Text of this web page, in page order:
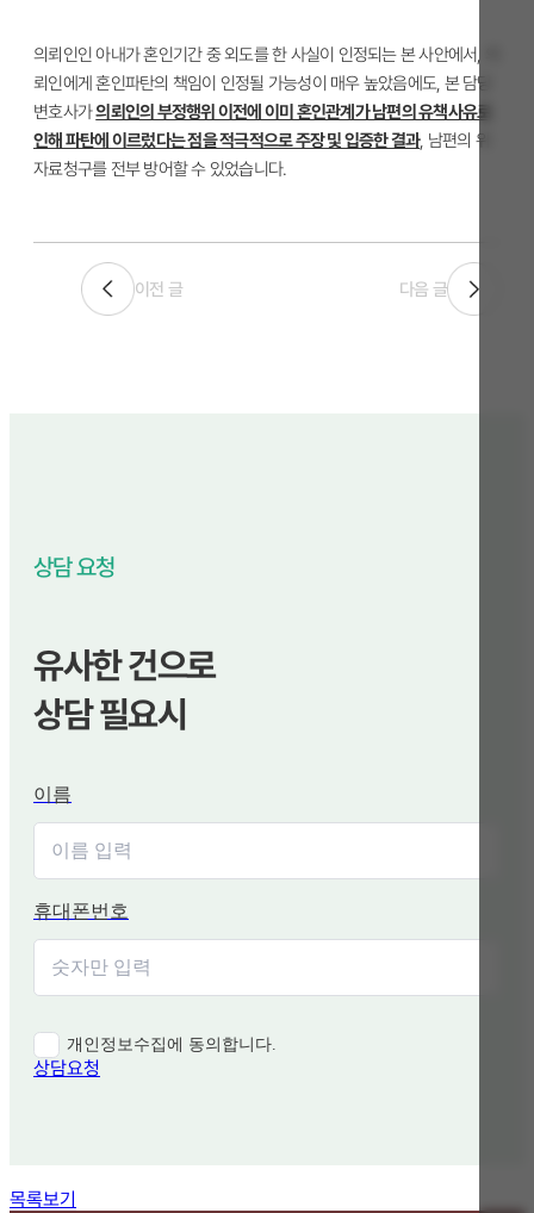
의뢰인인 아내가 혼인기간 중 외도를 한 사실이 인정되는 본 사안에서, 의
뢰인에게 혼인파탄의 책임이 인정될 가능성이 매우 높았음에도, 본 담당
변호사가의뢰인의 부정행위 이전에 이미 혼인관계가 남편의 유책사유로
인해 파탄에 이르렀다는 점을 적극적으로 주장 및 입증한 결과, 남편의 위
자료청구를 전부 방어할 수 있었습니다.
이전 글 다음 글
상담 요청
유사한 건으로
상담 필요시
이름
휴대폰번호
개인정보수집에 동의합니다.
상담요청
목록보기